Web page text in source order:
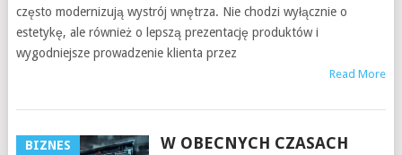
często modernizują wystrój wnętrza. Nie chodzi wyłącznie o
estetykę, ale również o lepszą prezentację produktów i
wygodniejsze prowadzenie klienta przez
Read More
BIZNES
W OBECNYCH CZASACH